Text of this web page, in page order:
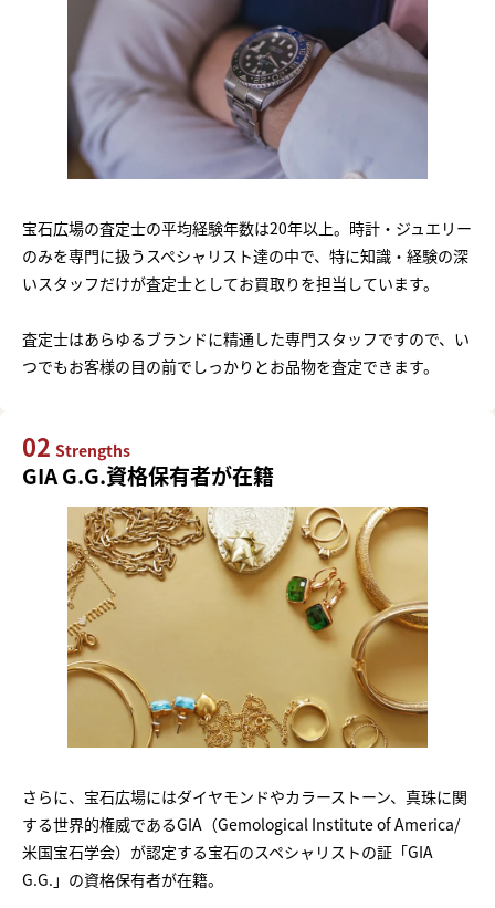
宝石広場の査定士の平均経験年数は20年以上。時計・ジュエリー
のみを専門に扱うスペシャリスト達の中で、特に知識・経験の深
いスタッフだけが査定士としてお買取りを担当しています。
査定士はあらゆるブランドに精通した専門スタッフですので、い
つでもお客様の目の前でしっかりとお品物を査定できます。
02 Strengths
GIA G.G.資格保有者が在籍
さらに、宝石広場にはダイヤモンドやカラーストーン、真珠に関
する世界的権威であるGIA（Gemological Institute of America/
米国宝石学会）が認定する宝石のスペシャリストの証「GIA
G.G.」の資格保有者が在籍。